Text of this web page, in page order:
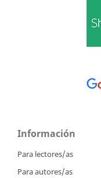
Información
Para lectores/as
Para autores/as